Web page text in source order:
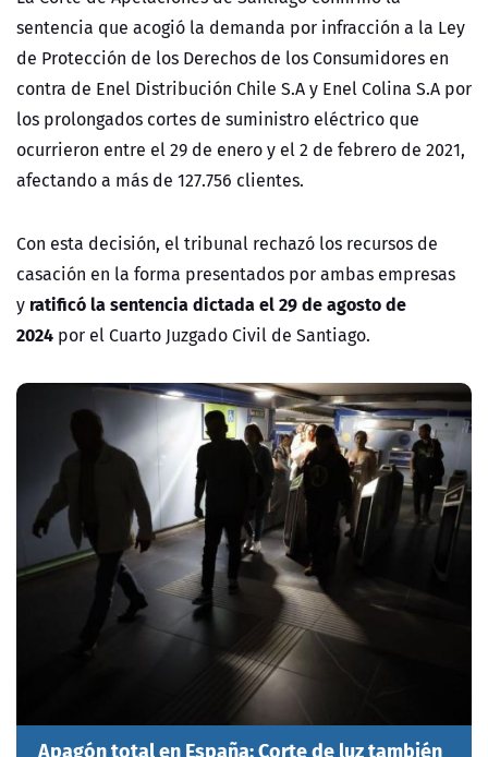
sentencia que acogió la demanda por infracción a la Ley
de Protección de los Derechos de los Consumidores en
contra de Enel Distribución Chile S.A y Enel Colina S.A por
los prolongados cortes de suministro eléctrico que
ocurrieron entre el 29 de enero y el 2 de febrero de 2021,
afectando a más de 127.756 clientes.
Con esta decisión, el tribunal rechazó los recursos de
casación en la forma presentados por ambas empresas
y ratificó la sentencia dictada el 29 de agosto de
2024 por el Cuarto Juzgado Civil de Santiago.
Apagón total en España: Corte de luz también